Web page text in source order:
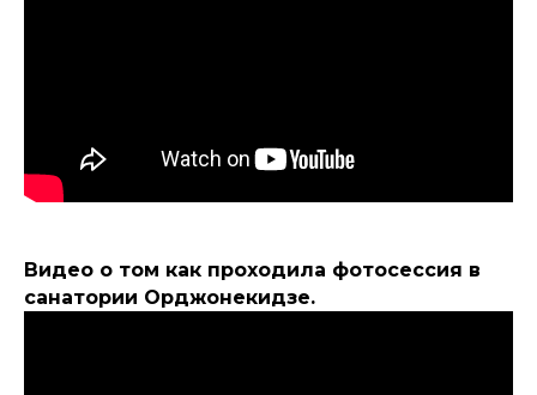
Видео о том как проходила фотосессия в
санатории Орджонекидзе.